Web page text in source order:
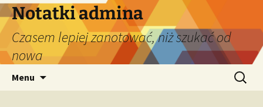
Przejdź
do
treści
Notatki admina
Czasem lepiej zanotować, niż szukać od
nowa
Menu Szukaj: